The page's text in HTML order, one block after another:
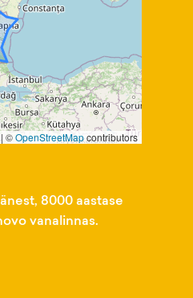
| ©OpenStreetMapcontributors
8000 aastase
vanalinnas.